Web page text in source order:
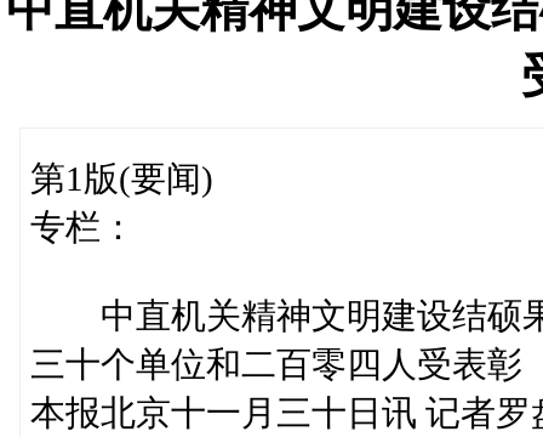
第1版(要闻)
专栏：
中直机关精神文明建设结硕
三十个单位和二百零四人受表彰
本报北京十一月三十日讯 记者